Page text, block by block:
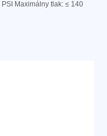
Maximálny tlak: ≤ 140